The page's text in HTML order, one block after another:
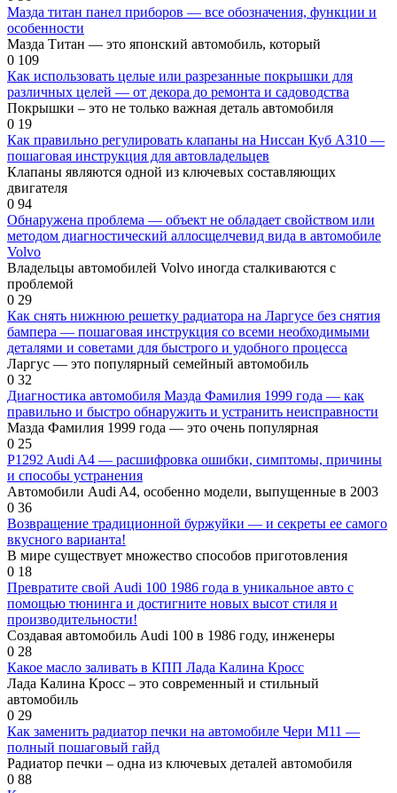
Мазда титан панел приборов — все обозначения, функции и
особенности
Мазда Титан — это японский автомобиль, который
0 109
Как использовать целые или разрезанные покрышки для
различных целей — от декора до ремонта и садоводства
Покрышки – это не только важная деталь автомобиля
0 19
Как правильно регулировать клапаны на Ниссан Куб АЗ10 —
пошаговая инструкция для автовладельцев
Клапаны являются одной из ключевых составляющих
двигателя
0 94
Обнаружена проблема — объект не обладает свойством или
методом диагностический аллосщелчевид вида в автомобиле
Volvo
Владельцы автомобилей Volvo иногда сталкиваются с
проблемой
0 29
Как снять нижнюю решетку радиатора на Ларгусе без снятия
бампера — пошаговая инструкция со всеми необходимыми
деталями и советами для быстрого и удобного процесса
Ларгус — это популярный семейный автомобиль
0 32
Диагностика автомобиля Мазда Фамилия 1999 года — как
правильно и быстро обнаружить и устранить неисправности
Мазда Фамилия 1999 года — это очень популярная
0 25
P1292 Audi A4 — расшифровка ошибки, симптомы, причины
и способы устранения
Автомобили Audi A4, особенно модели, выпущенные в 2003
0 36
Возвращение традиционной буржуйки — и секреты ее самого
вкусного варианта!
В мире существует множество способов приготовления
0 18
Превратите свой Audi 100 1986 года в уникальное авто с
помощью тюнинга и достигните новых высот стиля и
производительности!
Создавая автомобиль Audi 100 в 1986 году, инженеры
0 28
Какое масло заливать в КПП Лада Калина Кросс
Лада Калина Кросс – это современный и стильный
автомобиль
0 29
Как заменить радиатор печки на автомобиле Чери М11 —
полный пошаговый гайд
Радиатор печки – одна из ключевых деталей автомобиля
0 88